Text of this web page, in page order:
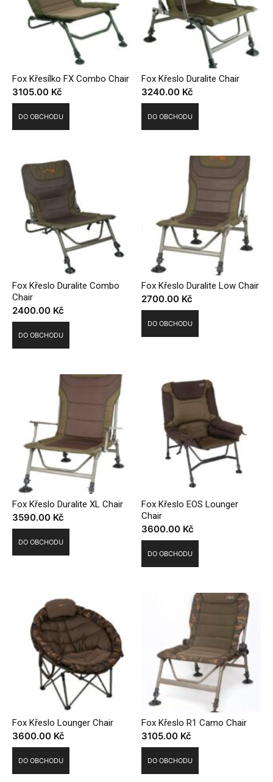
Fox Křesílko FX Combo Chair
3105.00 Kč
DO OBCHODU
Fox Křeslo Duralite Chair
3240.00 Kč
DO OBCHODU
Fox Křeslo Duralite Combo
Chair
2400.00 Kč
DO OBCHODU
Fox Křeslo Duralite Low Chair
2700.00 Kč
DO OBCHODU
Fox Křeslo Duralite XL Chair
3590.00 Kč
DO OBCHODU
Fox Křeslo EOS Lounger
Chair
3600.00 Kč
DO OBCHODU
Fox Křeslo Lounger Chair
3600.00 Kč
DO OBCHODU
Fox Křeslo R1 Camo Chair
3105.00 Kč
DO OBCHODU